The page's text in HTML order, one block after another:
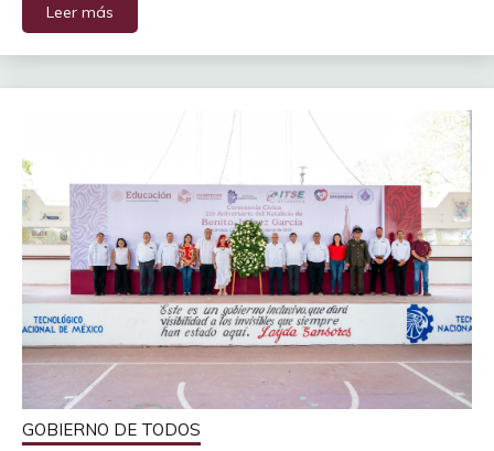
Leer más
GOBIERNO DE TODOS